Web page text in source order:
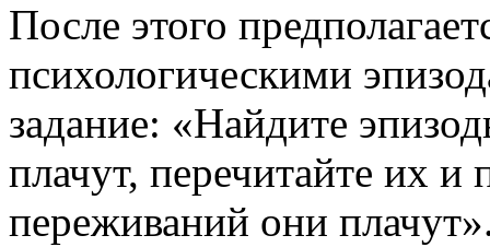
После этого
психологическими
задание: «Найдите
плачут, перечитайте их и
переживаний они